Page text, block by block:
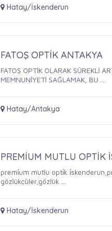
Hatay/İskenderun
FATOŞ OPTİK ANTAKYA
FATOŞ OPTİK OLARAK SÜREKLİ ARTAN HİZMET KALİTESİ VE MÜŞTERİ
MEMNUNİYETİ SAĞLAMAK, BU ...
Hatay/Antakya
PREMİUM MUTLU OPTİK
premi̇um mutlu opti̇k
gözlükçüler,gözlük ...
Hatay/İskenderun